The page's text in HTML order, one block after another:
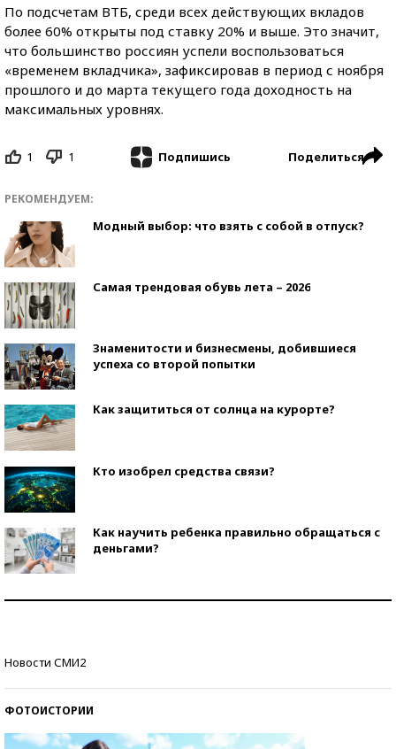
По подсчетам ВТБ, среди всех действующих вкладов
более 60% открыты под ставку 20% и выше. Это значит,
что большинство россиян успели воспользоваться
«временем вкладчика», зафиксировав в период с ноября
прошлого и до марта текущего года доходность на
максимальных уровнях.
1 1 Подпишись Поделиться
РЕКОМЕНДУЕМ:
Модный выбор: что взять с собой в отпуск?
Самая трендовая обувь лета – 2026
Знаменитости и бизнесмены, добившиеся
успеха со второй попытки
Как защититься от солнца на курорте?
Кто изобрел средства связи?
Как научить ребенка правильно обращаться с
деньгами?
Новости СМИ2
ФОТОИСТОРИИ